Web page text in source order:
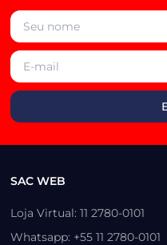
SAC WEB
Loja Virtual: 11 2780-0101
Whatsapp: +55 11 2780-0101